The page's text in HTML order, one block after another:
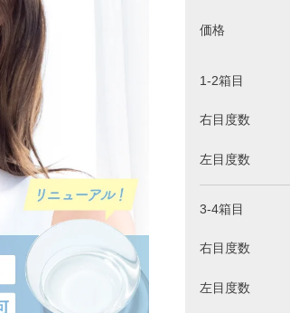
価格
1-2箱目
右目度数
左目度数
3-4箱目
右目度数
左目度数
カラコン・サークルレンズ 1day 商品一覧を見る
カラ
カラコ
クリアコンタクトレンズ 1day 商品一覧を見るク